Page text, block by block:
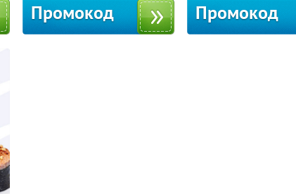
Промокод Промокод